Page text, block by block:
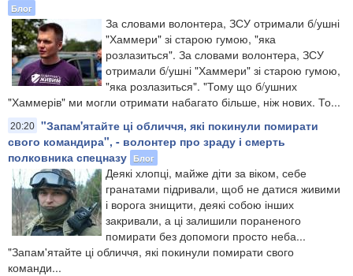
Блог
За словами волонтера, ЗСУ отримали б/ушні
"Хаммери" зі старою гумою, "яка
розлазиться". За словами волонтера, ЗСУ
отримали б/ушні "Хаммери" зі старою гумою,
"яка розлазиться". "Тому що б/ушних
"Хаммерів" ми могли отримати набагато більше, ніж нових. То...
20:20 "Запам'ятайте ці обличчя, які покинули помирати
свого командира", - волонтер про зраду і смерть
полковника спецназу Блог
Деякі хлопці, майже діти за віком, себе
гранатами підривали, щоб не датися живими
і ворога знищити, деякі собою інших
закривали, а ці залишили пораненого
помирати без допомоги просто неба...
"Запам'ятайте ці обличчя, які покинули помирати свого
команди...